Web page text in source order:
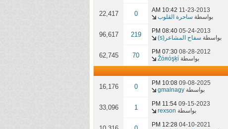
11-23-2013
10:42 AM
بواسطة ساحرة القلوب 0
22,417
05-24-2013
08:40 PM
بواسطة سفاح المشاعر(s) 219
96,617
08-28-2012
07:30 PM
بواسطة Žόяόşķί
70
62,745
09-08-2025
10:08 PM
بواسطة gmalnagy
0
16,176
09-15-2023
11:54 PM
بواسطة rexson
1
33,096
04-10-2021
12:28 PM